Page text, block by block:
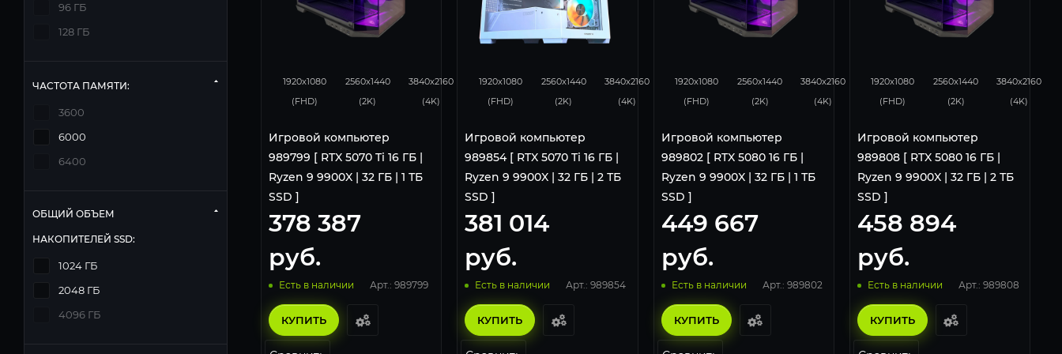
1920x1080
(FHD)
2560x1440
(2K)
3840x2160
(4K)
Игровой компьютер
989799 [ RTX 5070 Ti 16 ГБ |
Ryzen 9 9900X | 32 ГБ | 1 ТБ
SSD ]
378 387
руб.
Есть в наличии Арт.: 989799
КУПИТЬ
1920x1080
(FHD)
2560x1440
(2K)
3840x2160
(4K)
Игровой компьютер
989854 [ RTX 5070 Ti 16 ГБ |
Ryzen 9 9900X | 32 ГБ | 2 ТБ
SSD ]
381 014
руб.
Есть в наличии Арт.: 989854
КУПИТЬ
1920x1080
(FHD)
2560x1440
(2K)
3840x2160
(4K)
Игровой компьютер
989802 [ RTX 5080 16 ГБ |
Ryzen 9 9900X | 32 ГБ | 1 ТБ
SSD ]
449 667
руб.
Есть в наличии Арт.: 989802
КУПИТЬ
1920x1080
(FHD)
2560x1440
(2K)
3840x2160
(4K)
Игровой компьютер
989808 [ RTX 5080 16 ГБ |
Ryzen 9 9900X | 32 ГБ | 2 ТБ
SSD ]
458 894
руб.
Есть в наличии Арт.: 989808
КУПИТЬ
96 ГБ
128 ГБ
ЧАСТОТА ПАМЯТИ:
3600
6000
6400
ОБЩИЙ ОБЪЕМ
НАКОПИТЕЛЕЙ SSD:
1024 ГБ
2048 ГБ
4096 ГБ